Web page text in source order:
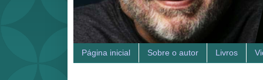
Página inicial Sobre o autor Livros